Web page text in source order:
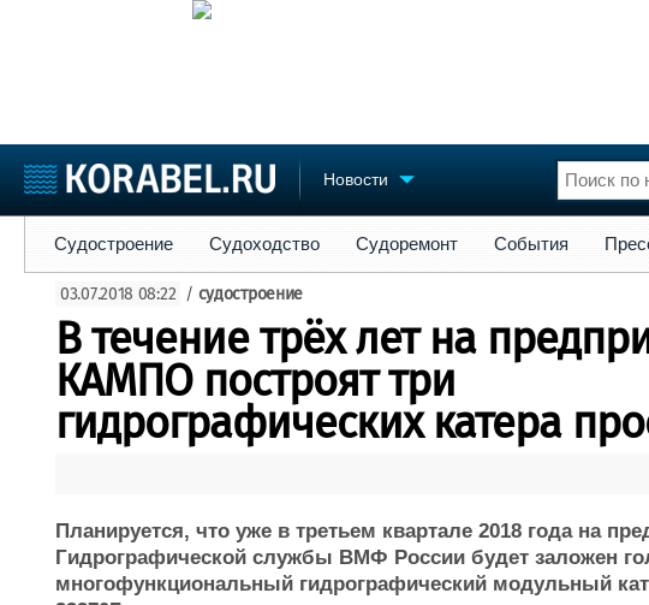
Новости
Судостроение
Пульс
Новости
Компании
Репутация
Работа
Торговая площадка
Доска объявлений
Продажа флота
Оборудование
Изделия
Материалы
Услуги
Конференции
Личности
Словарь
Судостроение Судоходство Судоремонт События
03.07.2018 08:22 / судостроение
В течение трёх лет на
КАМПО построят три
гидрографических катера
Планируется, что уже в третьем квартале 2018 года на
Гидрографической службы ВМФ России будет заложен
многофункциональный гидрографический модульный